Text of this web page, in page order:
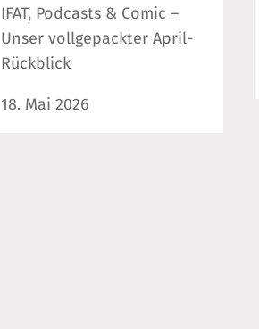
IFAT, Podcasts & Comic –
Unser vollgepackter April-
Rückblick
18. Mai 2026